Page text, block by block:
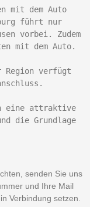
mit dem Auto
führt nur
vorbei. Zudem
mit dem Auto.
Region verfügt
eine attraktive
die Grundlage
senden Sie uns
und Ihre Mail
Verbindung setzen.